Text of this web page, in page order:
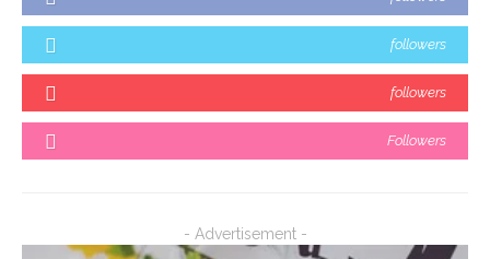
followers
followers
Followers
- Advertisement -